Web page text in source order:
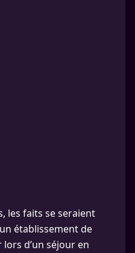
les faits se seraient
établissement de
d’un séjour en